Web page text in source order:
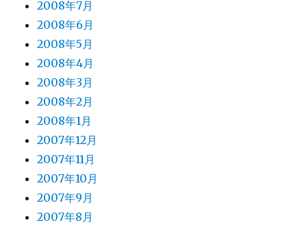
2008年7月
2008年6月
2008年5月
2008年4月
2008年3月
2008年2月
2008年1月
2007年12月
2007年11月
2007年10月
2007年9月
2007年8月